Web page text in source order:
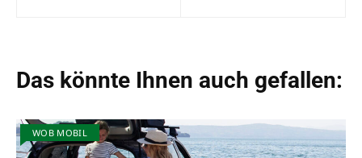
Das könnte Ihnen auch gefallen:
WOB MOBIL